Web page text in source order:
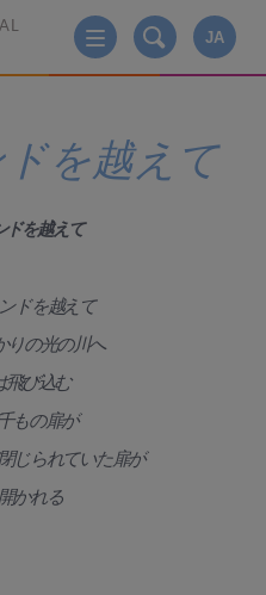
JA
を越えて
ドを越えて
ドを越えて
の光の川へ
び込む
もの扉が
じられていた扉が
かれる